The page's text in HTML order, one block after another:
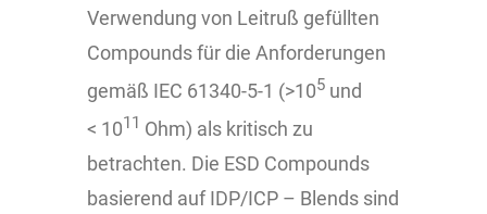
Verwendung von Leitruß gefüllten
Compounds für die Anforderungen
gemäß IEC 61340-5-1 (>105 und
< 1011 Ohm) als kritisch zu
betrachten. Die ESD Compounds
basierend auf IDP/ICP – Blends sind